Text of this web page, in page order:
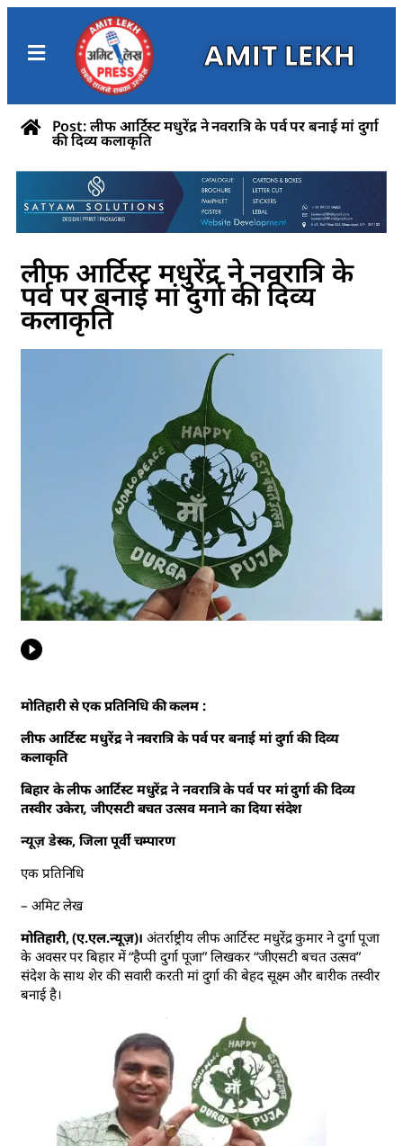
AMIT LEKH
Post: लीफ आर्टिस्ट मधुरेंद्र ने नवरात्रि के पर्व पर बनाई मां दुर्गा
की दिव्य कलाकृति
लीफ आर्टिस्ट मधुरेंद्र ने नवरात्रि के
पर्व पर बनाई मां दुर्गा की दिव्य
कलाकृति
मोतिहारी से एक प्रतिनिधि की कलम :
लीफ आर्टिस्ट मधुरेंद्र ने नवरात्रि के पर्व पर बनाई मां दुर्गा की दिव्य
कलाकृति
बिहार के लीफ आर्टिस्ट मधुरेंद्र ने नवरात्रि के पर्व पर मां दुर्गा की दिव्य
तस्वीर उकेरा, जीएसटी बचत उत्सव मनाने का दिया संदेश
न्यूज़ डेस्क, जिला पूर्वी चम्पारण
एक प्रतिनिधि
– अमिट लेख
मोतिहारी, (ए.एल.न्यूज़)। अंतर्राष्ट्रीय लीफ आर्टिस्ट मधुरेंद्र कुमार ने दुर्गा पूजा
के अवसर पर बिहार में “हैप्पी दुर्गा पूजा” लिखकर “जीएसटी बचत उत्सव”
संदेश के साथ शेर की सवारी करती मां दुर्गा की बेहद सूक्ष्म और बारीक तस्वीर
बनाई है।